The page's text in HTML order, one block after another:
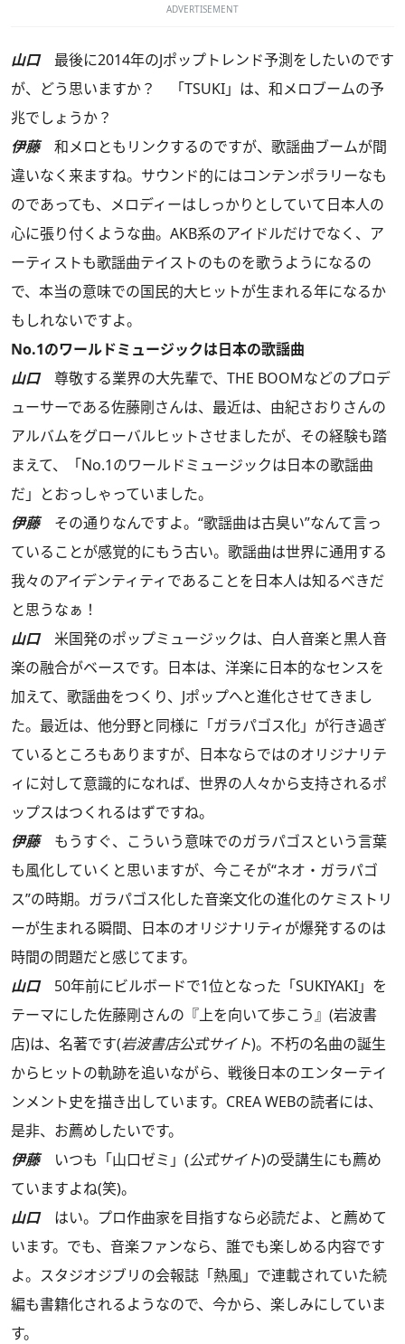
ADVERTISEMENT
山口最後に2014年のJポップトレンド予測をしたいのです
が、どう思いますか？ 「TSUKI」は、和メロブームの予
兆でしょうか？
伊藤和メロともリンクするのですが、歌謡曲ブームが間
違いなく来ますね。サウンド的にはコンテンポラリーなも
のであっても、メロディーはしっかりとしていて日本人の
心に張り付くような曲。AKB系のアイドルだけでなく、ア
ーティストも歌謡曲テイストのものを歌うようになるの
で、本当の意味での国民的大ヒットが生まれる年になるか
もしれないですよ。
No.1のワールドミュージックは日本の歌謡曲
山口尊敬する業界の大先輩で、THE BOOMなどのプロデ
ューサーである佐藤剛さんは、最近は、由紀さおりさんの
アルバムをグローバルヒットさせましたが、その経験も踏
まえて、「No.1のワールドミュージックは日本の歌謡曲
だ」とおっしゃっていました。
伊藤その通りなんですよ。“歌謡曲は古臭い”なんて言っ
ていることが感覚的にもう古い。歌謡曲は世界に通用する
我々のアイデンティティであることを日本人は知るべきだ
と思うなぁ！
山口米国発のポップミュージックは、白人音楽と黒人音
楽の融合がベースです。日本は、洋楽に日本的なセンスを
加えて、歌謡曲をつくり、Jポップへと進化させてきまし
た。最近は、他分野と同様に「ガラパゴス化」が行き過ぎ
ているところもありますが、日本ならではのオリジナリテ
ィに対して意識的になれば、世界の人々から支持されるポ
ップスはつくれるはずですね。
伊藤もうすぐ、こういう意味でのガラパゴスという言葉
も風化していくと思いますが、今こそが“ネオ・ガラパゴ
ス”の時期。ガラパゴス化した音楽文化の進化のケミストリ
ーが生まれる瞬間、日本のオリジナリティが爆発するのは
時間の問題だと感じてます。
山口50年前にビルボードで1位となった「SUKIYAKI」を
テーマにした佐藤剛さんの『上を向いて歩こう』(岩波書
店)は、名著です(岩波書店公式サイト)。不朽の名曲の誕生
からヒットの軌跡を追いながら、戦後日本のエンターテイ
ンメント史を描き出しています。CREA WEBの読者には、
是非、お薦めしたいです。
伊藤いつも「山口ゼミ」(公式サイト)の受講生にも薦め
ていますよね(笑)。
山口はい。プロ作曲家を目指すなら必読だよ、と薦めて
います。でも、音楽ファンなら、誰でも楽しめる内容です
よ。スタジオジブリの会報誌「熱風」で連載されていた続
編も書籍化されるようなので、今から、楽しみにしていま
す。